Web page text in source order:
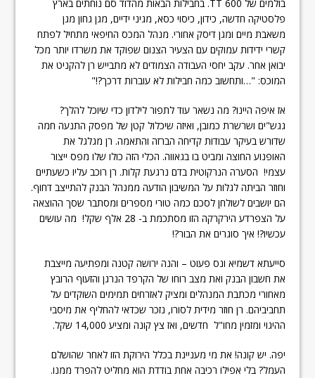
בולמים של TT 600. בחבילות הבאות מהדוד סם נוחתים בארץ
פלסטיקה חדשה, כידון, כיסוי כסא, מגיני ידיים, מגן גחון מגן
משאבת מיים ומגן דיסק אחורי. מנהל המכס החיפאי מתחיל לפתח
קשרי ידידות עמוקים עם הצעיר הצנום שפוקד את משרדו יותר מכל
יבואן אחר. עקב יחסי העבודה הצמודים לא מתבייש רן להקניט את
המוכס: "…ותחשוב כמה חבילות לא עוברות דרכך?!"
אז איפה היינו? מה נשאר עוד לתפור לילדון כדי שיוכל להלך?
גגש"ים ושרשרת כמובן, ואיזה שיכלול קטן של מפסק התנעה חמה
שדורש בעיקר עבודות קדיחה הברזה והתאמה. רן מגלגל את
האופנוע החוצה ומביט בו בגאווה. הכלי הזה כולו שלו מפס ייצור
עצמי! הסערה הנרקוטית בדם נרגעת קלות. רן רוכב עליו כשעתיים
וחוזר הביתה לגלות על המשיבון הודעה ממנהל הבנק להתייצב דחוף.
הם יושבים לשולחן לסכם כמה טורי מספרים ומסתבר שסך ההוצאה
על הצפרדע הירקרקה הזו מסתכמת ב- 28 אלף שקל! מה עושים
עכשיו?! איך סוגרים את הבור?!
סייעתא דשמיא ונס פעוט – והנה ירושה קטנה ומפתיעה מייצבת
את חשבון הבנק ואת מצב רוחו של הקרפד הנרגן והזעוף הרובץ
מאחורי מכתבת המנהלים ומציק לאזרחים תמימים השוקדים על
תחביביהם. רן חוזר מידית לסורו, נזכר שכדאי להחליף את מיסבי
ההיגוי ומזמין מחו"ל חדשים, ואז צץ קונה ומציע 14,000 שקל.
יפה. יש קונה! את מי מעניינת בכלל הירוקת הזו לאחר שהושלם
העמל? בלי אפילו רכיבה אחת בודדת הוא מחליט להפרד ממנו.